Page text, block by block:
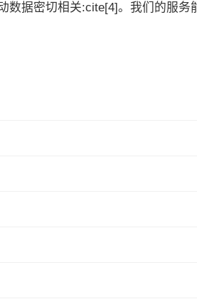
数据密切相关:cite[4]。我们的服务